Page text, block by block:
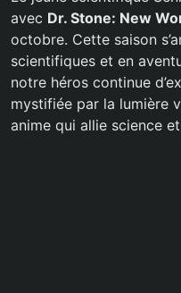
avec Dr. Stone: New
octobre. Cette saison
scientifiques et en
notre héros continue
mystifiée par la lumière
anime qui allie science